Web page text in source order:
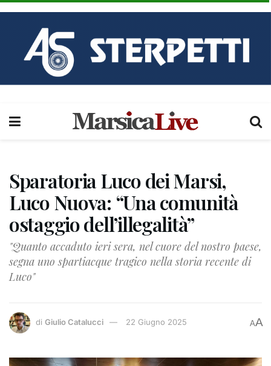
Sparatoria Luco dei Marsi,
Luco Nuova: “Una comunità
ostaggio dell’illegalità”
"Quanto accaduto ieri sera, nel cuore del nostro paese,
segna uno spartiacque tragico nella storia recente di
Luco"
di Giulio Catalucci 22 Giugno 2025 AA